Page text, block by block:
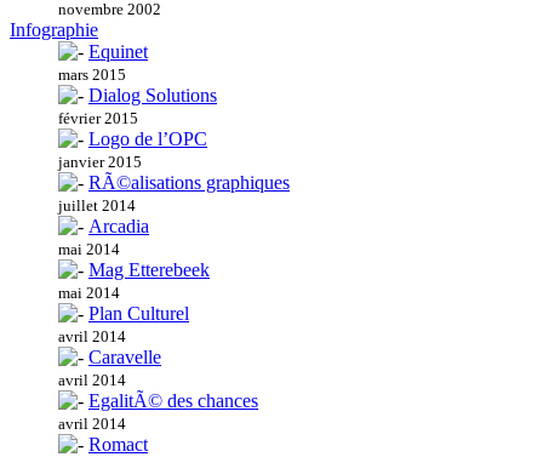
novembre 2002
Infographie
Equinet
mars 2015
Dialog Solutions
février 2015
Logo de l’OPC
janvier 2015
RÃ©alisations graphiques
juillet 2014
Arcadia
mai 2014
Mag Etterebeek
mai 2014
Plan Culturel
avril 2014
Caravelle
avril 2014
EgalitÃ© des chances
avril 2014
Romact